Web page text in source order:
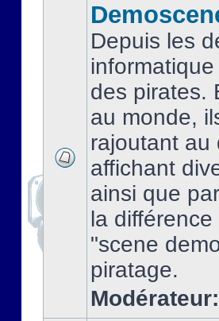
Depuis les
des pirates.
au monde,
rajoutant au
affichant
ainsi que
la
"scene
piratage.
Modérateur: